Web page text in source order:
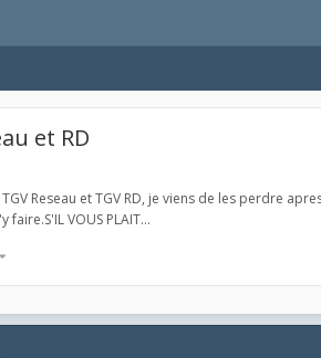
et RD
Reseau et TGV RD, je viens de les perdre
VOUS PLAIT...